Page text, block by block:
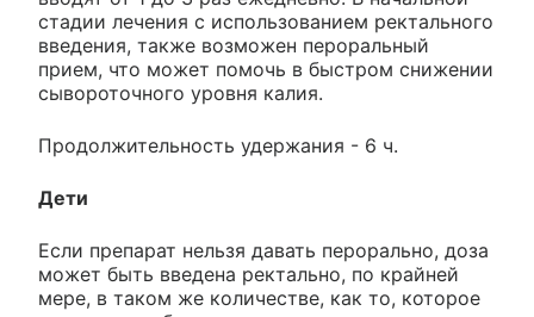
стадии лечения с использованием ректального
введения, также возможен пероральный
прием, что может помочь в быстром снижении
сывороточного уровня калия.
Продолжительность удержания - 6 ч.
Дети
Если препарат нельзя давать перорально, доза
может быть введена ректально, по крайней
мере, в таком же количестве, как то, которое